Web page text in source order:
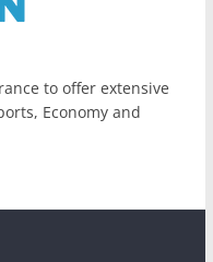
to offer extensive
Economy and